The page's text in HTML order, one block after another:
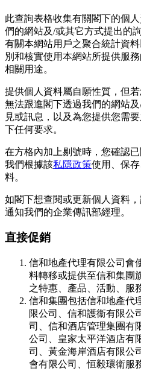
此查詢表格收集有關閣下的個
們的網站及/或其它方式提出的
有關本網站用戶之聚合統計資
別和核實使用本網站所提供服
相關用途。
提供個人資料屬自願性質，但
無法跟進閣下透過我們的網站
見或訊息，以及為您提供您需
下任何要求。
在方格內加上剔號時，您確認
我們根據該私隱政策使用、保
料。
如閣下想查閱或更新個人資料
通知我們的企業傳訊部經理。
直接促銷
信和地產代理有限公司會
料轉移或提供至信和集團
之特惠、產品、活動、服
信和集團包括信和地產代
限公司、信和護衞有限公
司、信和酒店管理集團有
公司、皇家太平洋酒店有
司、黃金海岸酒店有限公
會有限公司、恒毅環衛服